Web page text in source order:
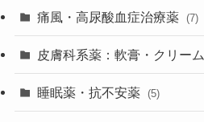
痛風・高尿酸血症治療薬 (7)
皮膚科系薬：軟膏・クリーム
睡眠薬・抗不安薬 (5)